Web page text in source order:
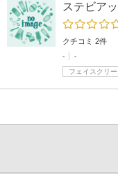
ステビア
クチコミ 2件
-
-
フェイスクリー